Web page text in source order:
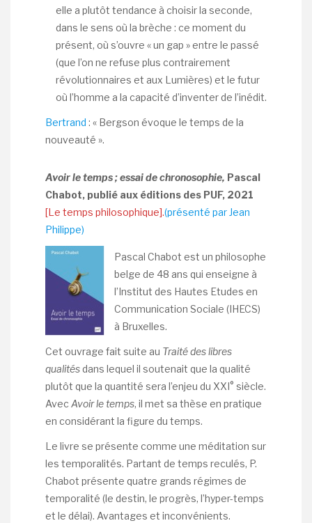
elle a plutôt tendance à choisir la seconde,
dans le sens où la brèche : ce moment du
présent, où s’ouvre « un gap » entre le passé
(que l’on ne refuse plus contrairement
révolutionnaires et aux Lumières) et le futur
où l’homme a la capacité d’inventer de l’inédit.
Bertrand : « Bergson évoque le temps de la
nouveauté ».
Avoir le temps ; essai de chronosophie, Pascal
Chabot, publié aux éditions des PUF, 2021
[Le temps philosophique].(présenté par Jean
Philippe)
Pascal Chabot est un philosophe
belge de 48 ans qui enseigne à
l’Institut des Hautes Etudes en
Communication Sociale (IHECS)
à Bruxelles.
Cet ouvrage fait suite au Traité des libres
qualitésdans lequel il soutenait que la qualité
plutôt que la quantité sera l’enjeu du XXI° siècle.
Avec Avoir le temps, il met sa thèse en pratique
en considérant la figure du temps.
Le livre se présente comme une méditation sur
les temporalités. Partant de temps reculés, P.
Chabot présente quatre grands régimes de
temporalité (le destin, le progrès, l’hyper-temps
et le délai). Avantages et inconvénients.